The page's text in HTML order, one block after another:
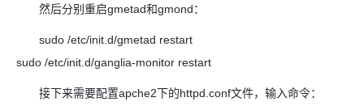
然后分别重启gmetad和gmond：
sudo /etc/init.d/gmetad restart
sudo /etc/init.d/ganglia-monitor restart
接下来需要配置apche2下的httpd.conf文件，输入命令：